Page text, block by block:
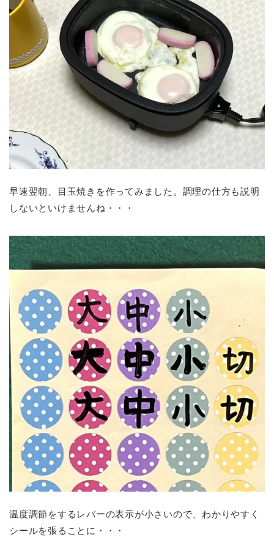
早速翌朝、目玉焼きを作ってみました。調理の仕方も説明
しないといけませんね・・・
温度調節をするレバーの表示が小さいので、わかりやすく
シールを張ることに・・・